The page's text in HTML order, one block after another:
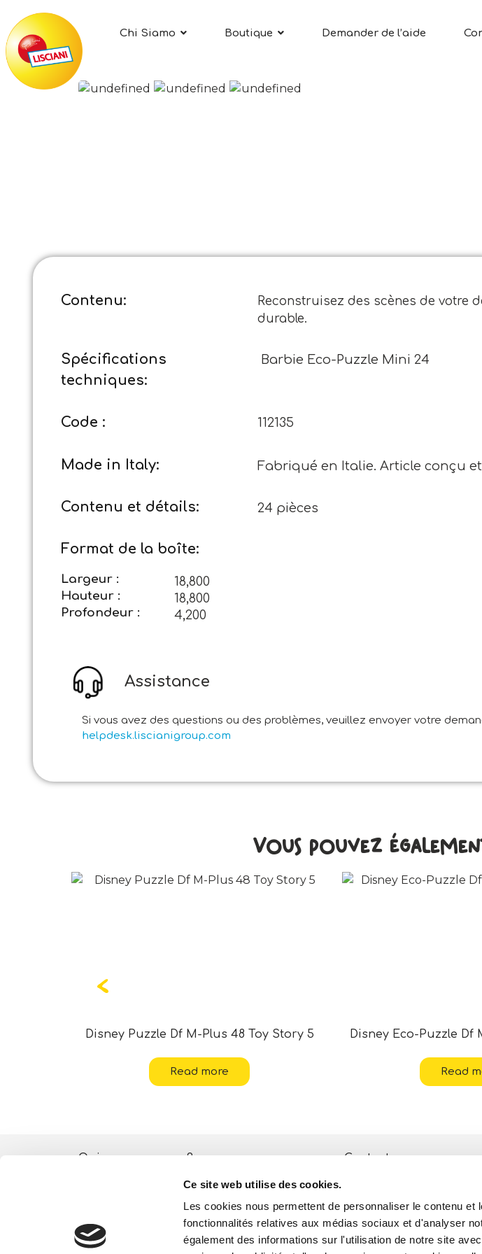
Ce site web utilise des cookies.
Les cookies nous permettent de personnaliser le contenu et
fonctionnalités relatives aux médias sociaux et d'analyser
également des informations sur l'utilisation de notre site
Chi Siamo Boutique Demander de l’aide
Contenu:
Reconstruisez des scènes de votre
durable.
Spécifications
techniques:
Barbie Eco-Puzzle Mini 24
Code : 112135
Made in Italy: Fabriqué en Italie. Article conçu
Contenu et détails: 24 pièces
Format de la boîte:
Largeur : 18,800
Hauteur : 18,800
Profondeur : 4,200
Assistance
Si vous avez des questions ou des problèmes, veuillez envoyer votre
helpdesk.liscianigroup.com
Vous pouvez
Disney Puzzle Df M-Plus 48 Toy Story 5
Read more
Disney Eco-Puzzle Df
Read
Qui sommes-nous?
Boutique
Contacts
Politique de